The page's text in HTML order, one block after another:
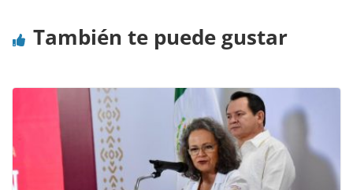
También te puede gustar